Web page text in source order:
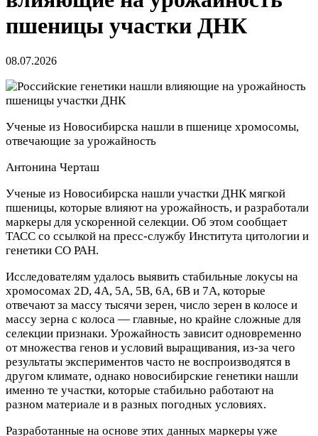
пшеницы участки ДНК
08.07.2026
Ученые из Новосибирска нашли в пшенице хромосомы,
отвечающие за урожайность
Антонина Черташ
Ученые из Новосибирска нашли участки ДНК мягкой
пшеницы, которые влияют на урожайность, и разработали
маркеры для ускоренной селекции. Об этом сообщает
ТАСС со ссылкой на пресс-службу Института цитологии и
генетики СО РАН.
Исследователям удалось выявить стабильные локусы на
хромосомах 2D, 4A, 5A, 5B, 6A, 6B и 7A, которые
отвечают за массу тысячи зерен, число зерен в колосе и
массу зерна с колоса — главные, но крайне сложные для
селекции признаки. Урожайность зависит одновременно
от множества генов и условий выращивания, из-за чего
результаты экспериментов часто не воспроизводятся в
другом климате, однако новосибирские генетики нашли
именно те участки, которые стабильно работают на
разном материале и в разных погодных условиях.
Разработанные на основе этих данных маркеры уже